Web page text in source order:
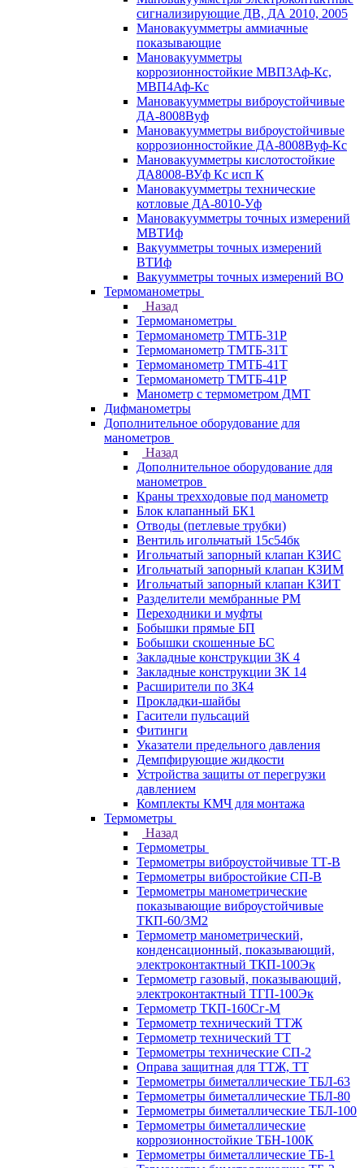
сигнализирующие ДВ, ДА 2010, 2005
Мановакуумметры аммиачные
показывающие
Мановакуумметры
коррозионностойкие МВП3Аф-Кс,
МВП4Аф-Кс
Мановакуумметры виброустойчивые
ДА-8008Вуф
Мановакуумметры виброустойчивые
коррозионностойкие ДА-8008Вуф-Кс
Мановакуумметры кислотостойкие
ДА8008-ВУф Кс исп К
Мановакуумметры технические
котловые ДА-8010-Уф
Мановакуумметры точных измерений
МВТИф
Вакуумметры точных измерений
ВТИф
Вакуумметры точных измерений ВО
Термоманометры
Назад
Термоманометры
Термоманометр ТМТБ-31Р
Термоманометр ТМТБ-31Т
Термоманометр ТМТБ-41Т
Термоманометр ТМТБ-41Р
Манометр с термометром ДМТ
Дифманометры
Дополнительное оборудование для
манометров
Назад
Дополнительное оборудование для
манометров
Краны трехходовые под манометр
Блок клапанный БК1
Отводы (петлевые трубки)
Вентиль игольчатый 15с54бк
Игольчатый запорный клапан КЗИС
Игольчатый запорный клапан КЗИМ
Игольчатый запорный клапан КЗИТ
Разделители мембранные РМ
Переходники и муфты
Бобышки прямые БП
Бобышки скошенные БС
Закладные конструкции ЗК 4
Закладные конструкции ЗК 14
Расширители по ЗК4
Прокладки-шайбы
Гасители пульсаций
Фитинги
Указатели предельного давления
Демпфирующие жидкости
Устройства защиты от перегрузки
давлением
Комплекты КМЧ для монтажа
Термометры
Назад
Термометры
Термометры виброустойчивые ТТ-В
Термометры вибростойкие СП-В
Термометры манометрические
показывающие виброустойчивые
ТКП-60/3М2
Термометр манометрический,
конденсационный, показывающий,
электроконтактный ТКП-100Эк
Термометр газовый, показывающий,
электроконтактный ТГП-100Эк
Термометр ТКП-160Сг-М
Термометр технический ТТЖ
Термометр технический ТТ
Термометры технические СП-2
Оправа защитная для ТТЖ, ТТ
Термометры биметаллические ТБЛ-63
Термометры биметаллические ТБЛ-80
Термометры биметаллические ТБЛ-100
Термометры биметаллические
коррозионностойкие ТБН-100К
Термометры биметаллические ТБ-1